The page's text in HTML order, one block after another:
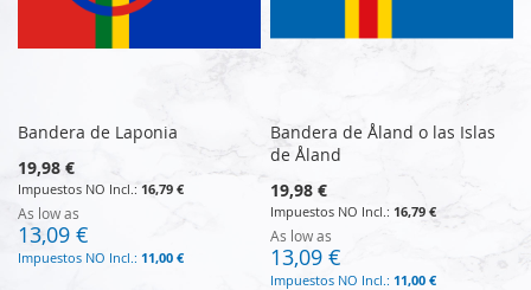
Bandera de Laponia
19,98 €
16,79 €
As low as
13,09 €
11,00 €
Bandera de Åland o las Islas
de Åland
19,98 €
16,79 €
As low as
13,09 €
11,00 €